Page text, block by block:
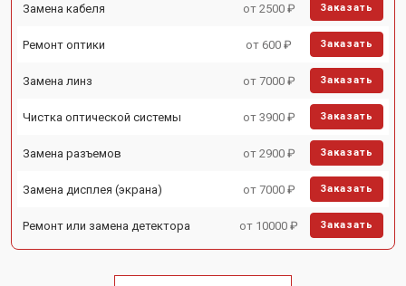
Замена кабеля от 2500 ₽ Заказать
Ремонт оптики от 600 ₽ Заказать
Замена линз от 7000 ₽ Заказать
Чистка оптической системы от 3900 ₽ Заказать
Замена разъемов от 2900 ₽ Заказать
Замена дисплея (экрана) от 7000 ₽ Заказать
Ремонт или замена детектора от 10000 ₽ Заказать